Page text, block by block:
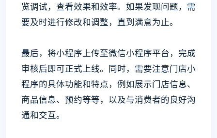
览调试，查看效果和效率。如果发现问题，需
要及时进行修改和调整，直到满意为止。
最后，将小程序上传至微信小程序平台，完成
审核后即可正式上线。同时，需要注意门店小
程序的具体功能和特点，例如展示门店信息、
商品信息、预约等等，以及与消费者的良好沟
通和交互。